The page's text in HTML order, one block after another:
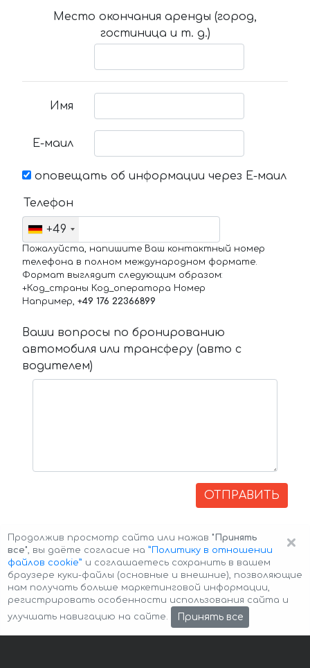
Место окончания аренды (город,
гостиница и т. д.)
Имя
Е-маил
оповещать об информации через Е-маил
Телефон
+49
Пожалуйста, напишите Ваш контактный номер
телефона в полном международном формате.
Формат выглядит следующим образом:
+Код_страны Код_оператора Номер
Например, +49 176 22366899
Ваши вопросы по бронированию
автомобиля или трансферу (авто с
водителем)
ОТПРАВИТЬ
Авторские права © 2026 Авто-Аренда Cookie Policy
×
Продолжив просмотр сайта или нажав "Принять
все", вы даёте согласие на ”Политику в отношении
файлов cookie” и соглашаетесь сохранить в вашем
браузере куки-файлы (основные и внешние), позволяющие
нам получать больше маркетинговой информации,
регистрировать особенности использования сайта и
улучшать навигацию на сайте.
Принять все